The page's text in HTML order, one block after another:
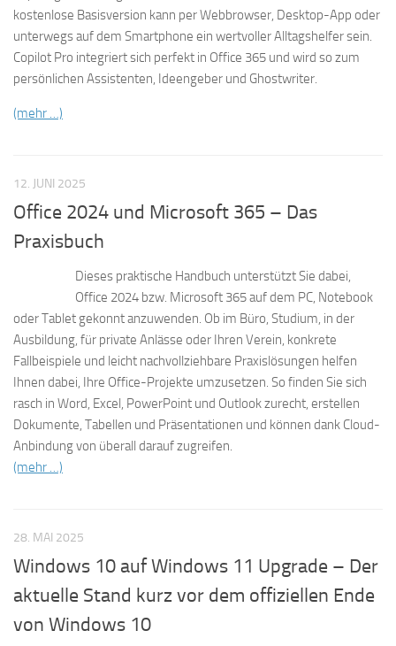
kostenlose Basisversion kann per Webbrowser, Desktop-App oder
unterwegs auf dem Smartphone ein wertvoller Alltagshelfer sein.
Copilot Pro integriert sich perfekt in Office 365 und wird so zum
persönlichen Assistenten, Ideengeber und Ghostwriter.
(mehr …)
12. JUNI 2025
Office 2024 und Microsoft 365 – Das
Praxisbuch
Dieses praktische Handbuch unterstützt Sie dabei,
Office 2024 bzw. Microsoft 365 auf dem PC, Notebook
oder Tablet gekonnt anzuwenden. Ob im Büro, Studium, in der
Ausbildung, für private Anlässe oder Ihren Verein, konkrete
Fallbeispiele und leicht nachvollziehbare Praxislösungen helfen
Ihnen dabei, Ihre Office-Projekte umzusetzen. So finden Sie sich
rasch in Word, Excel, PowerPoint und Outlook zurecht, erstellen
Dokumente, Tabellen und Präsentationen und können dank Cloud-
Anbindung von überall darauf zugreifen.
(mehr …)
28. MAI 2025
Windows 10 auf Windows 11 Upgrade – Der
aktuelle Stand kurz vor dem offiziellen Ende
von Windows 10